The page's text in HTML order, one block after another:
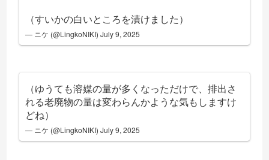
（すいかの白いところを漬けました）
— ニケ (@LingkoNIKI)July 9, 2025
（ゆうても溶媒の量が多くなっただけで、排出さ
れる老廃物の量は変わらんかような気もしますけ
どね）
— ニケ (@LingkoNIKI)July 9, 2025